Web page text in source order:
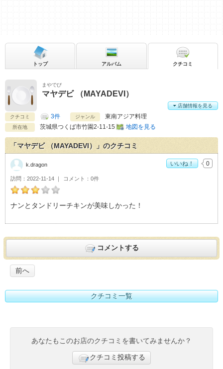
まやでび
マヤデビ （MAYADEVI）
クチコミ 3件 ジャンル 東南アジア料理
所在地 茨城県つくば市竹園2-11-15 地図を見る
店舗情報を見る
トップ アルバム クチコミ
「マヤデビ （MAYADEVI）」のクチコミ
k.dragonのマヤデビ （MAYADEVI）おすすめ度：
ナンとタンドリーチキンが美味しかった！
訪問 2022-11-14 コメント 0件
k.dragon いいね！ 0
コメントする
前へ
クチコミ一覧
あなたもこのお店のクチコミを書いてみませんか？
クチコミ投稿する